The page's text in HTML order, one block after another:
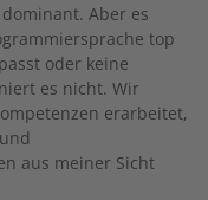
Aber es
top
oder keine
es nicht. Wir
erarbeitet,
aus meiner Sicht